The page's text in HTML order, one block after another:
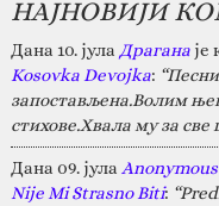
НАЈНОВИЈИ
Дана 10. јула Драганаје
Kosovka Devojka:
запостављена.Волим
стихове.Хвала му за
Дана 09. јула Anonymous
Nije Mi Strasno Biti: